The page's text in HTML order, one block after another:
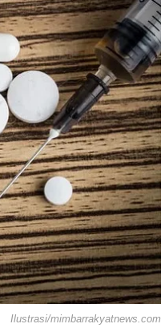
Ilustrasi/mimbarrakyatnews.com